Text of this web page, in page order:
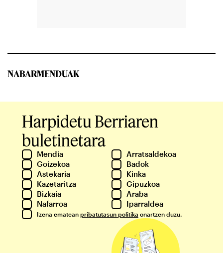
NABARMENDUAK
Harpidetu Berriaren
buletinetara
Mendia
Arratsaldekoa
Goizekoa
Badok
Astekaria
Kinka
Kazetaritza
Gipuzkoa
Bizkaia
Araba
Nafarroa
Iparraldea
Izena ematean pribatutasun politika onartzen duzu.